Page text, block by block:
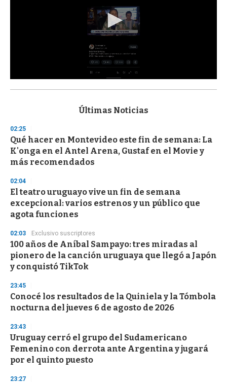
s
d
s
o
f
3
s
e
c
o
n
Últimas Noticias
02:25
Qué hacer en Montevideo este fin de semana: La
K'onga en el Antel Arena, Gustaf en el Movie y
más recomendados
02:04
El teatro uruguayo vive un fin de semana
excepcional: varios estrenos y un público que
agota funciones
02:03 Exclusivo suscriptores
100 años de Aníbal Sampayo: tres miradas al
pionero de la canción uruguaya que llegó a Japón
y conquistó TikTok
23:45
Conocé los resultados de la Quiniela y la Tómbola
nocturna del jueves 6 de agosto de 2026
23:43
Uruguay cerró el grupo del Sudamericano
Femenino con derrota ante Argentina y jugará
por el quinto puesto
23:27